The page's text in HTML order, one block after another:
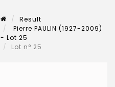
Result
Pierre PAULIN (1927-2009)
- Lot 25
Lot n° 25